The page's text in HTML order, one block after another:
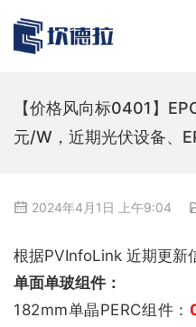
【价格风向标0401】
元/W，近期光伏设备、
2024年4月1日 上午9:04
根据PVInfoLink 近期更新
单面单玻组件：
182mm单晶PERC组件：